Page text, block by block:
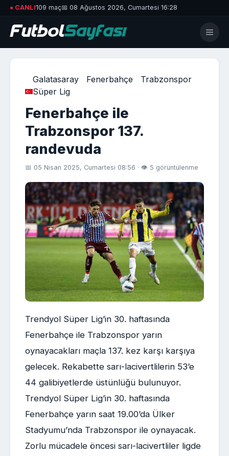
● CANLI109 maç📅 08 Ağustos 2026, Cumartesi 16:28
Galatasaray Fenerbahçe
Trabzonspor
Süper Lig
Fenerbahçe ile
Trabzonspor 137.
randevuda
📅 05 Nisan 2025, Cumartesi 08:56 · 👁 5 görüntülenme
Trendyol Süper Lig’in 30. haftasında
Fenerbahçe ile Trabzonspor yarın
oynayacakları maçla 137. kez karşı karşıya
gelecek. Rekabette sarı-lacivertlilerin 53’e
44 galibiyetlerde üstünlüğü bulunuyor.
Trendyol Süper Lig’in 30. haftasında
Fenerbahçe yarın saat 19.00’da Ülker
Stadyumu’nda Trabzonspor ile oynayacak.
Zorlu mücadele öncesi sarı-lacivertliler ligde